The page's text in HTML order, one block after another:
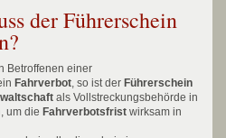
der Führerschein
Betroffenen einer
Fahrverbot, so ist der Führerschein
als Vollstreckungsbehörde in
um die Fahrverbotsfrist wirksam in